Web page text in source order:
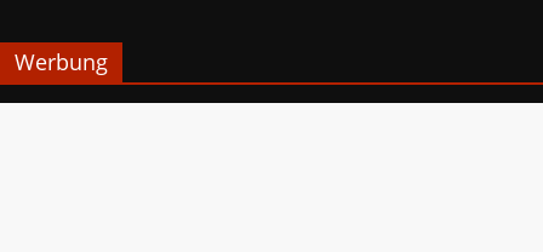
Werbung